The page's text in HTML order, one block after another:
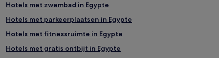
Hotels met zwembad in Egypte
Hotels met parkeerplaatsen in Egypte
Hotels met fitnessruimte in Egypte
Hotels met gratis ontbijt in Egypte